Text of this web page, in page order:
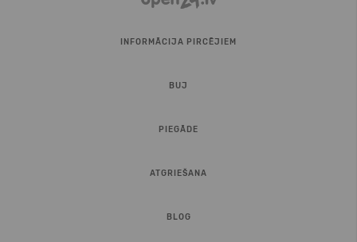
INFORMĀCIJA PIRCĒJIEM
BUJ
PIEGĀDE
ATGRIEŠANA
BLOG